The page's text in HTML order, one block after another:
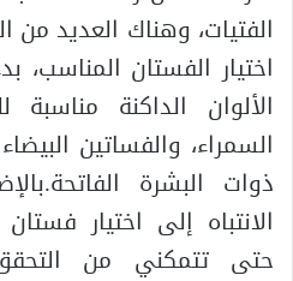
الفتيات، وهناك العديد
اختيار الفستان المناسب،
الألوان الداكنة
السمراء، والفساتين
ذوات البشرة
الانتباه إلى اختيار
حتى تتمكني من